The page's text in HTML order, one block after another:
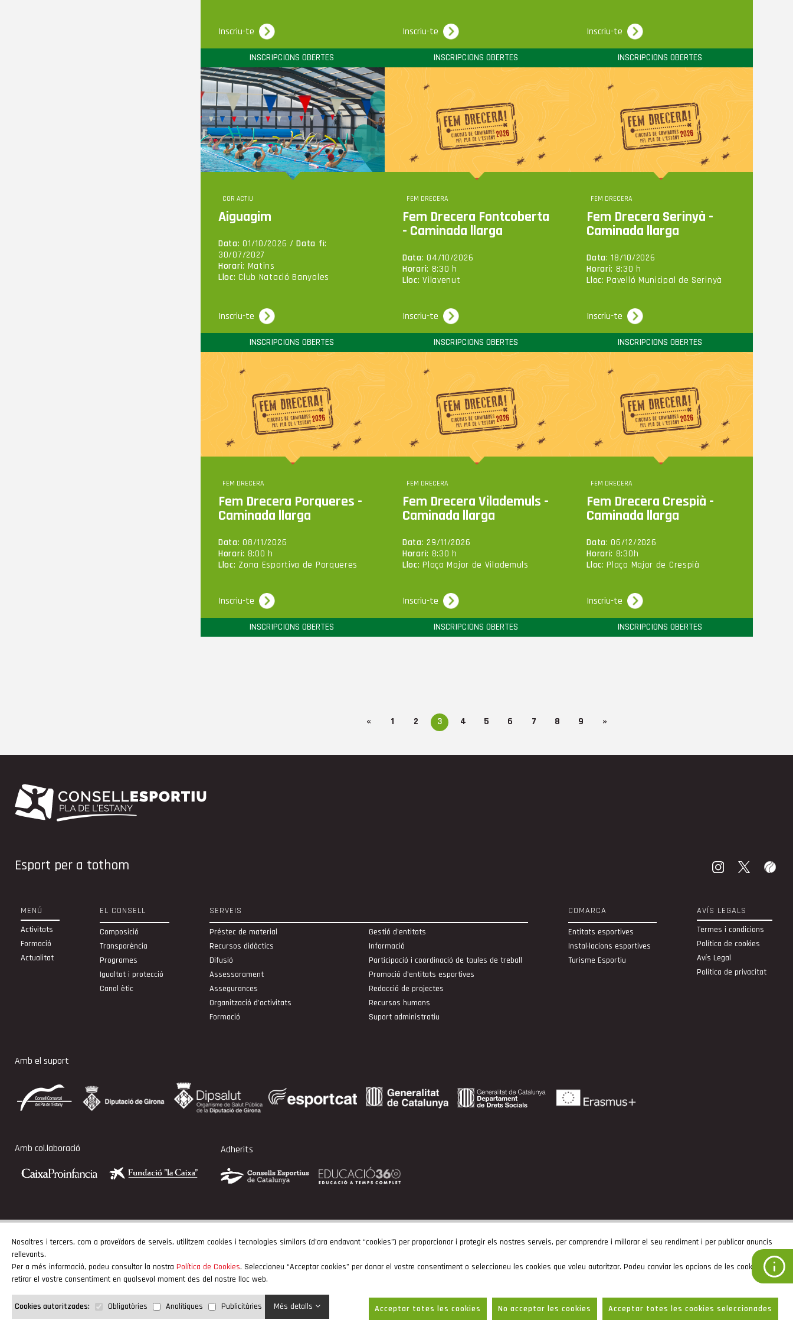
Nosaltres i tercers, com a proveïdors de serveis, utilitzem cookies i tecnologies similars (d'ara endavant “cookies”) per proporcionar i protegir els nostres serveis, per comprendre i millorar el seu rendiment i per publicar anuncis
rellevants.
Per a més informació, podeu consultar la nostra Política de Cookies. Seleccioneu “Acceptar cookies” per donar el vostre consentiment o seleccioneu les cookies que voleu autoritzar. Podeu canviar les opcions de les cookies i
retirar el vostre consentiment en qualsevol moment des del nostre lloc web.
Cookies autoritzades: Obligatòries Analítiques Publicitàries Més detalls Acceptar totes les cookies No acceptar les cookies Acceptar totes les cookies seleccionades
Inscriu-te
INSCRIPCIONS OBERTES
Inscriu-te
INSCRIPCIONS OBERTES
Inscriu-te
INSCRIPCIONS OBERTES
COR ACTIU
Aiguagim
Data: 01/10/2026 /Data fi:
30/07/2027
Horari: Matins
Lloc: Club Natació Banyoles
Inscriu-te
INSCRIPCIONS OBERTES
FEM DRECERA
Fem Drecera Fontcoberta
- Caminada llarga
Data: 04/10/2026
Horari: 8:30 h
Lloc: Vilavenut
Inscriu-te
INSCRIPCIONS OBERTES
FEM DRECERA
Fem Drecera Serinyà -
Caminada llarga
Data: 18/10/2026
Horari: 8:30 h
Lloc: Pavelló Municipal de Serinyà
Inscriu-te
INSCRIPCIONS OBERTES
FEM DRECERA
Fem Drecera Porqueres -
Caminada llarga
Data: 08/11/2026
Horari: 8:00 h
Lloc: Zona Esportiva de Porqueres
Inscriu-te
INSCRIPCIONS OBERTES
FEM DRECERA
Fem Drecera Vilademuls -
Caminada llarga
Data: 29/11/2026
Horari: 8:30 h
Lloc: Plaça Major de Vilademuls
Inscriu-te
INSCRIPCIONS OBERTES
FEM DRECERA
Fem Drecera Crespià -
Caminada llarga
Data: 06/12/2026
Horari: 8:30h
Lloc: Plaça Major de Crespià
Inscriu-te
INSCRIPCIONS OBERTES
« 1 2 3 4 5 6 7 8 9 »
Esport per a tothom
MENÚ
Activitats
Formació
Actualitat
EL CONSELL
Composició
Transparència
Programes
Igualtat i protecció
Canal ètic
SERVEIS
Préstec de material
Recursos didàctics
Difusió
Assessorament
Assegurances
Organització d’activitats
Formació
Gestió d'entitats
Informació
Participació i coordinació de taules de treball
Promoció d'entitats esportives
Redacció de projectes
Recursos humans
Suport administratiu
COMARCA
Entitats esportives
Instal·lacions esportives
Turisme Esportiu
AVÍS LEGALS
Termes i condicions
Política de cookies
Avís Legal
Política de privacitat
Amb el suport
Amb col.laboració Adherits
©Copyright Consell Esportiu del Pla de l’Estany by Neorg